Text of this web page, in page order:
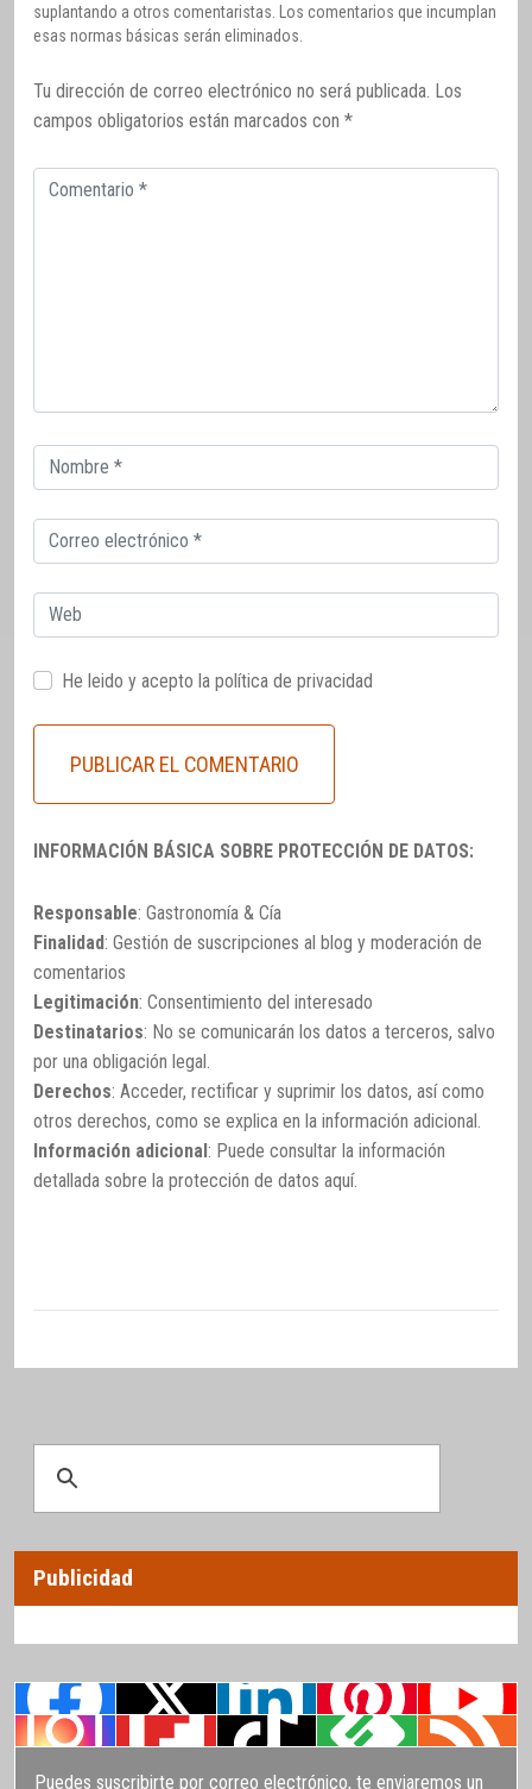
suplantando a otros comentaristas. Los comentarios que incumplan
esas normas básicas serán eliminados.
Tu dirección de correo electrónico no será publicada. Los
campos obligatorios están marcados con *
Comentario
Correo
electrónico
Correo
electrónico
Web
He leido y acepto la política de privacidad
INFORMACIÓN BÁSICA SOBRE PROTECCIÓN DE DATOS:
Responsable: Gastronomía & Cía
Finalidad: Gestión de suscripciones al blog y moderación de
comentarios
Legitimación: Consentimiento del interesado
Destinatarios: No se comunicarán los datos a terceros, salvo
por una obligación legal.
Derechos: Acceder, rectificar y suprimir los datos, así como
otros derechos, como se explica en la información adicional.
Información adicional: Puede consultar la información
detallada sobre la protección de datos aquí.
Publicidad
Puedes suscribirte por correo electrónico, te enviaremos un